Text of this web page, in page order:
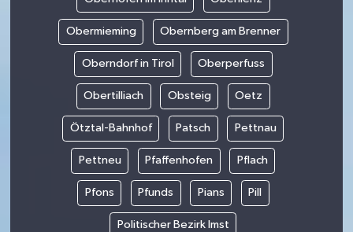
Obermieming Obernberg am Brenner
Oberndorf in Tirol Oberperfuss
Obertilliach Obsteig Oetz
Ötztal-Bahnhof Patsch Pettnau
Pettneu Pfaffenhofen Pflach
Pfons Pfunds Pians Pill
Politischer Bezirk Imst